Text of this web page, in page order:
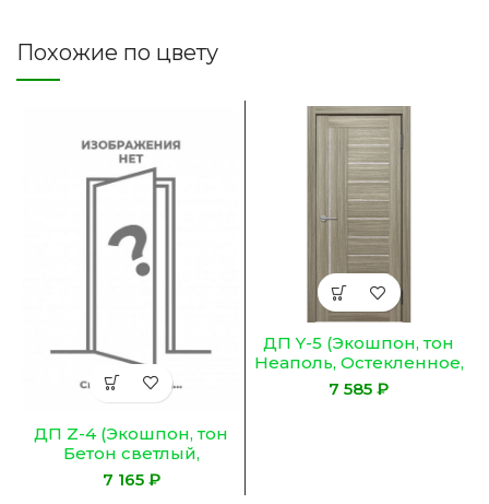
Похожие по цвету
ДП Z-4 (Экошпон, тон
Бетон светлый,
Остекленное
ЛАКОБЕЛЬ ЧЕРНОЕ)
₽
ДП Y-5 (Экошпон, тон
Неаполь, Остекленное,
Сатинат Гранит)
₽